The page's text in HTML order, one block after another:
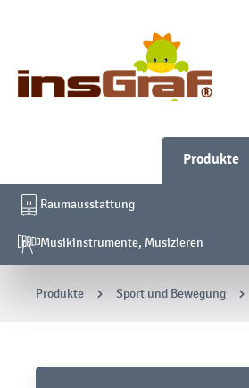
Produkte
Raumausstattung
Musikinstrumente, Musizieren
Produkte Sport und Bewegung